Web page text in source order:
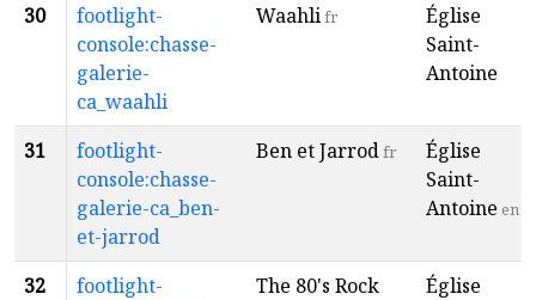
30
footlight-
console:chasse-
galerie-
ca_waahli
Waahlifr
Église
Saint-
Antoine
31
footlight-
console:chasse-
galerie-ca_ben-
et-jarrod
Ben et Jarrodfr
Église
Saint-
Antoine en
32
footlight-
The 80's Rock
Église